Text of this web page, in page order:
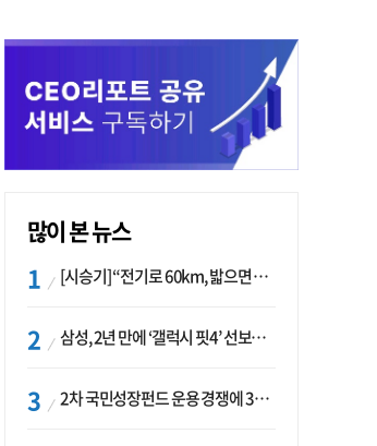
많이 본 뉴스
[시승기] “전기로 60km, 밟으면 462마력”…볼보 XC60 T8의 두 얼굴
삼성, 2년 만에 ‘갤럭시 핏4’ 선보이나…웨어러블 생태계 확장 ‘시동’
2차 국민성장펀드 운용 경쟁에 33개사 몰렸다…신한·하나 등 새 얼굴 대거 합류